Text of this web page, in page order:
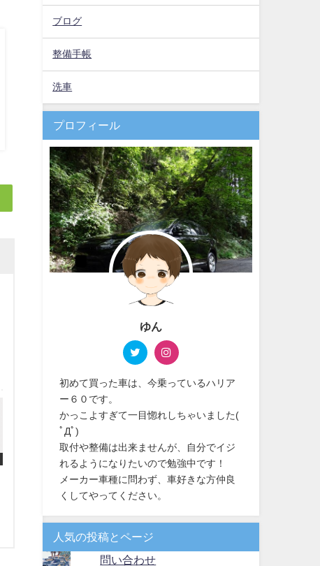
ブログ
整備手帳
洗車
プロフィール
ゆん
初めて買った車は、今乗っているハリア
ー６０です。
かっこよすぎて一目惚れしちゃいました(
ﾟДﾟ)
取付や整備は出来ませんが、自分でイジ
れるようになりたいので勉強中です！
メーカー車種に問わず、車好きな方仲良
くしてやってください。
人気の投稿とページ
問い合わせ